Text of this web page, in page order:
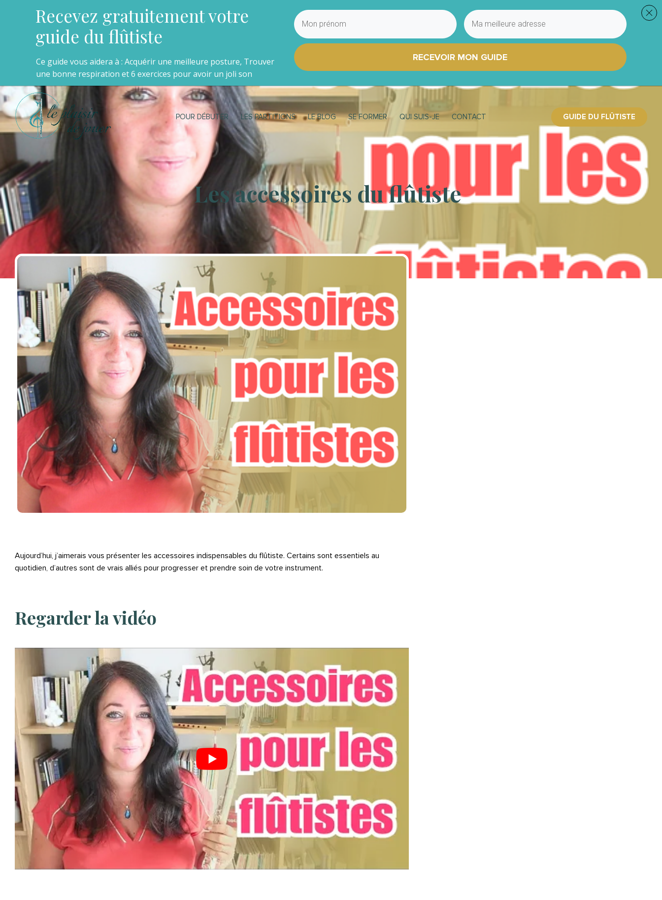
POUR DÉBUTER LES PARTITIONS LE BLOG SE FORMER QUI SUIS-JE CONTACT GUIDE DU FLÛTISTE
Les accessoires du flûtiste
Aujourd’hui, j’aimerais vous présenter les accessoires indispensables du flûtiste. Certains sont essentiels au
quotidien, d’autres sont de vrais alliés pour progresser et prendre soin de votre instrument.
Regarder la vidéo
Recevez gratuitement votre
guide du flûtiste
Ce guide vous aidera à : Acquérir une meilleure posture, Trouver
une bonne respiration et 6 exercices pour avoir un joli son
RECEVOIR MON GUIDE